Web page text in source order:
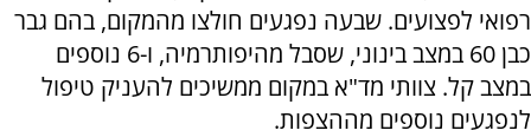
רפואי לפצועים. שבעה נפגעים חולצו מהמקום, בהם גבר
כבן 60 במצב בינוני, שסבל מהיפותרמיה, ו-6 נוספים
במצב קל. צוותי מד"א במקום ממשיכים להעניק טיפול
לנפגעים נוספים מההצפות.